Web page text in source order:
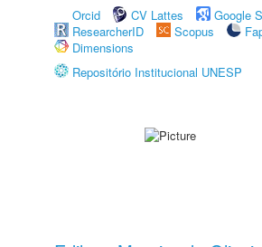
Orcid
CV Lattes
Google
ResearcherID
Scopus
Dimensions
Repositório Institucional UNESP